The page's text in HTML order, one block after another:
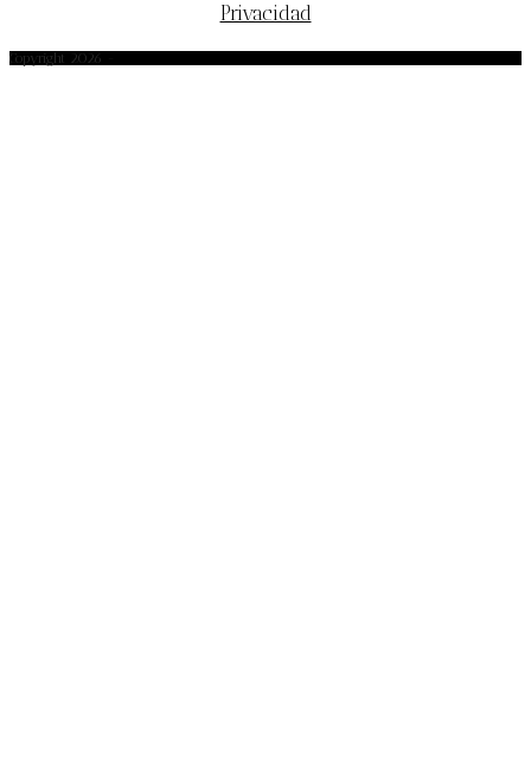
Privacidad
Copyright 2026 -